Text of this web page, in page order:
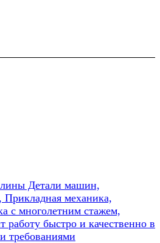
Детали машин,
Прикладная механика,
с многолетним стажем,
работу быстро и качественно в
требованиями